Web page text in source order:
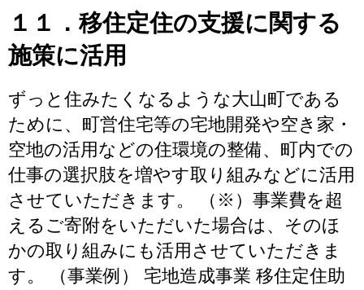
１１．移住定住の支援に関する
施策に活用
ずっと住みたくなるような大山町である
ために、町営住宅等の宅地開発や空き家・
空地の活用などの住環境の整備、町内での
仕事の選択肢を増やす取り組みなどに活用
させていただきます。 （※）事業費を超
えるご寄附をいただいた場合は、そのほ
かの取り組みにも活用させていただきま
す。 （事業例） 宅地造成事業 移住定住助